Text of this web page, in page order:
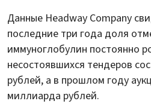
Данные Headway Company
последние три года доля
иммуноглобулин постоянно
несостоявшихся тендеров
рублей, а в прошлом году
миллиарда рублей.